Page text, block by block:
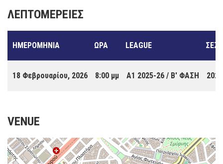
ΛΕΠΤΟΜΈΡΕΙΕΣ
ΗΜΕΡΟΜΗΝΊΑ ΏΡΑ LEAGUE
18 Φεβρουαρίου, 2026 8:00 μμ Α1 2025-26 / Β' ΦΑΣΗ
VENUE